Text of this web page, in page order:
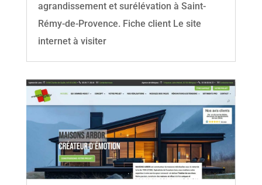
agrandissement et surélévation à Saint-
Rémy-de-Provence. Fiche client Le site
internet à visiter